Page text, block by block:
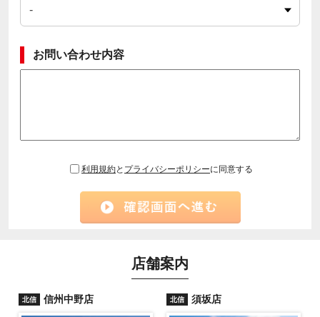
お問い合わせ内容
利用規約と プライバシーポリシーに同意する
店舗案内
北信 信州中野店 北信 須坂店